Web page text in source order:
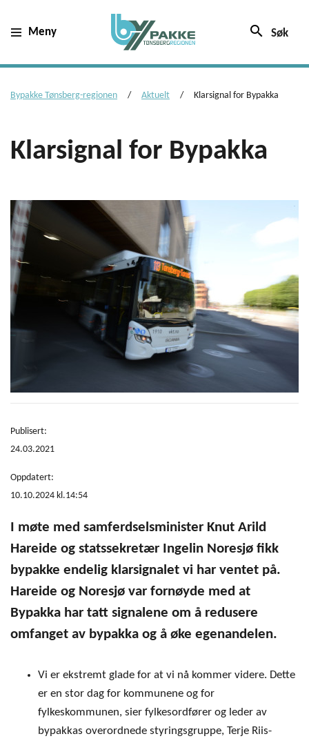
Meny search Søk
Bypakke Tønsberg-regionen Aktuelt Klarsignal for Bypakka
Klarsignal for Bypakka
Publisert:
24.03.2021
Oppdatert:
10.10.2024 kl.14:54
I møte med samferdselsminister Knut Arild
Hareide og statssekretær Ingelin Noresjø fikk
bypakke endelig klarsignalet vi har ventet på.
Hareide og Noresjø var fornøyde med at
Bypakka har tatt signalene om å redusere
omfanget av bypakka og å øke egenandelen.
Vi er ekstremt glade for at vi nå kommer videre. Dette
er en stor dag for kommunene og for
fylkeskommunen, sier fylkesordfører og leder av
bypakkas overordnede styringsgruppe, Terje Riis-